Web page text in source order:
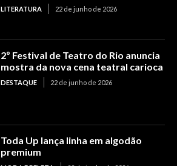
LITERATURA 22 de junho de 2026
2º Festival de Teatro do Rio anuncia
mostra da nova cena teatral carioca
DESTAQUE 22 de junho de 2026
Toda Up lança linha em algodão
premium